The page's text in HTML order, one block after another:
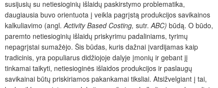
susijusių su netiesioginių išlaidų paskirstymo problematika,
daugiausia buvo orientuota į veikla pagrįstą produkcijos savikainos
kalkuliavimo (angl. Activity Based Costing, sutr. ABC) būdą. O būdo,
paremto netiesioginių išlaidų priskyrimu padaliniams, tyrimų
nepagrįstai sumažėjo. Šis būdas, kuris dažnai įvardijamas kaip
tradicinis, yra populiarus didžiojoje dalyje įmonių ir gebant jį
tinkamai taikyti, netiesioginės išlaidos produkcijos ir paslaugų
savikainai būtų priskiriamos pakankamai tiksliai. Atsižvelgiant į tai,